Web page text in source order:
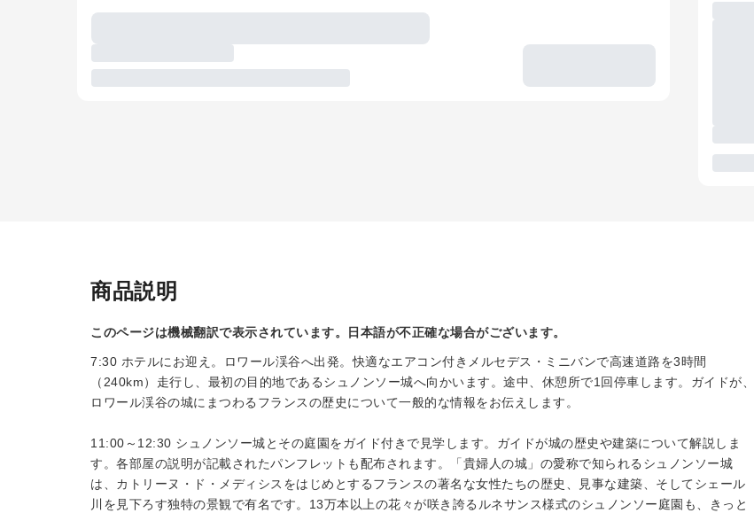
商品説明
このページは機械翻訳で表示されています。日本語が不正確な場合がございます。
7:30 ホテルにお迎え。ロワール渓谷へ出発。快適なエアコン付きメルセデス・ミニバンで高速道路を3時間
（240km）走行し、最初の目的地であるシュノンソー城へ向かいます。途中、休憩所で1回停車します。ガイドが、
ロワール渓谷の城にまつわるフランスの歴史について一般的な情報をお伝えします。
11:00～12:30 シュノンソー城とその庭園をガイド付きで見学します。ガイドが城の歴史や建築について解説しま
す。各部屋の説明が記載されたパンフレットも配布されます。「貴婦人の城」の愛称で知られるシュノンソー城
は、カトリーヌ・ド・メディシスをはじめとするフランスの著名な女性たちの歴史、見事な建築、そしてシェール
川を見下ろす独特の景観で有名です。13万本以上の花々が咲き誇るルネサンス様式のシュノンソー庭園も、きっと